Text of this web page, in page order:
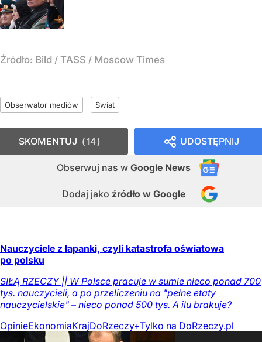
Źródło: Bild / TASS / Moscow Times
Obserwator mediów Świat
UDOSTĘPNIJ
Obserwuj nas w Google News
Dodaj jako źródło w Google
SKOMENTUJ 14
Nauczyciele z łapanki, czyli katastrofa oświatowa
po polsku
SIŁĄ RZECZY || W Polsce pracuje w sumie nieco ponad 700
tys. nauczycieli, a po przeliczeniu na "pełne etaty
nauczycielskie" – nieco ponad 500 tys. A ilu brakuje?
OpinieEkonomiaKrajDoRzeczy+Tylko na DoRzeczy.pl